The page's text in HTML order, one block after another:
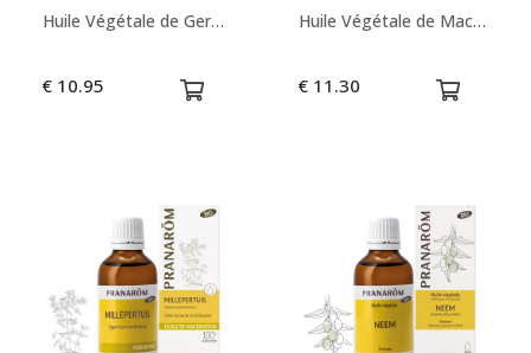
Huile Végétale de Germe de Blé - Pranarôm
€ 10.95
Huile Végétale de Macadamia Bio - Pranarôm
€ 11.30